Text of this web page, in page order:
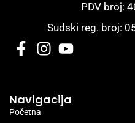
PDV broj:
Sudski reg. broj:
Navigacija
Početna